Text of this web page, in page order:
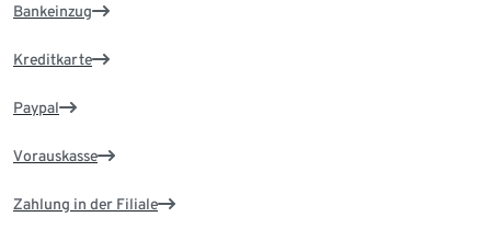
Bankeinzug
Kreditkarte
Paypal
Vorauskasse
Zahlung in der Filiale